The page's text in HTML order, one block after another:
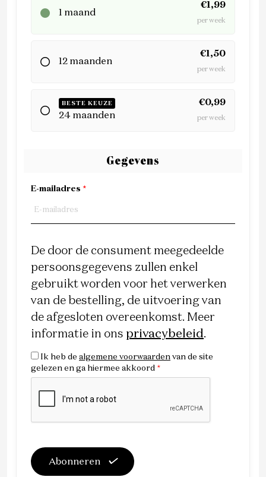
1 maand
€1,99
per week
12 maanden
€1,50
per week
BESTE KEUZE
24 maanden
€0,99
per week
Gegevens
E-mailadres *
De door de consument meegedeelde
persoonsgegevens zullen enkel
gebruikt worden voor het verwerken
van de bestelling, de uitvoering van
de afgesloten overeenkomst. Meer
informatie in ons privacybeleid.
Ik heb de algemene voorwaarden van de site
gelezen en ga hiermee akkoord *
Abonneren